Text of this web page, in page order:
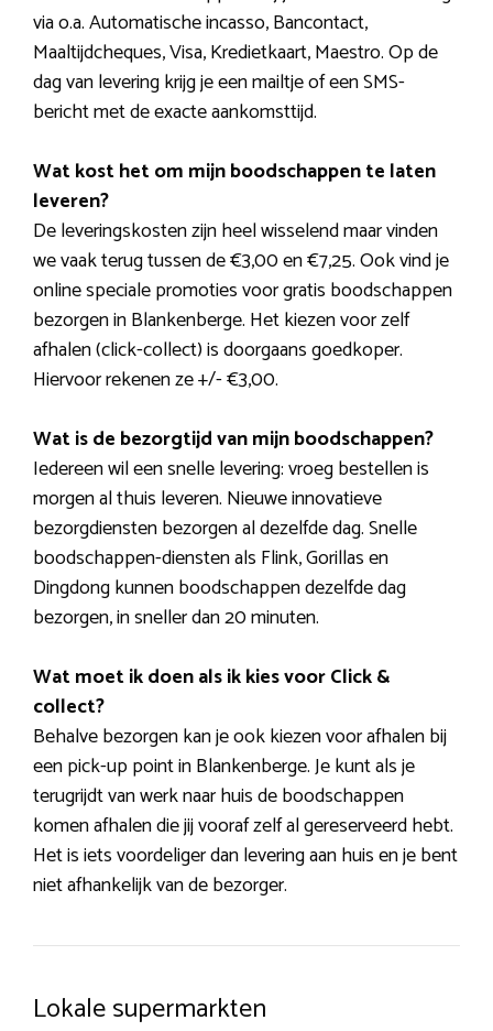
via o.a. Automatische incasso, Bancontact,
Maaltijdcheques, Visa, Kredietkaart, Maestro. Op de
dag van levering krijg je een mailtje of een SMS-
bericht met de exacte aankomsttijd.
Wat kost het om mijn boodschappen te laten
leveren?
De leveringskosten zijn heel wisselend maar vinden
we vaak terug tussen de €3,00 en €7,25. Ook vind je
online speciale promoties voor gratis boodschappen
bezorgen in Blankenberge. Het kiezen voor zelf
afhalen (click-collect) is doorgaans goedkoper.
Hiervoor rekenen ze +/- €3,00.
Wat is de bezorgtijd van mijn boodschappen?
Iedereen wil een snelle levering: vroeg bestellen is
morgen al thuis leveren. Nieuwe innovatieve
bezorgdiensten bezorgen al dezelfde dag. Snelle
boodschappen-diensten als Flink, Gorillas en
Dingdong kunnen boodschappen dezelfde dag
bezorgen, in sneller dan 20 minuten.
Wat moet ik doen als ik kies voor Click &
collect?
Behalve bezorgen kan je ook kiezen voor afhalen bij
een pick-up point in Blankenberge. Je kunt als je
terugrijdt van werk naar huis de boodschappen
komen afhalen die jij vooraf zelf al gereserveerd hebt.
Het is iets voordeliger dan levering aan huis en je bent
niet afhankelijk van de bezorger.
Lokale supermarkten